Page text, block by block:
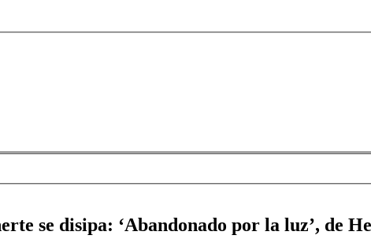
se disipa: ‘Abandonado por la luz’, de